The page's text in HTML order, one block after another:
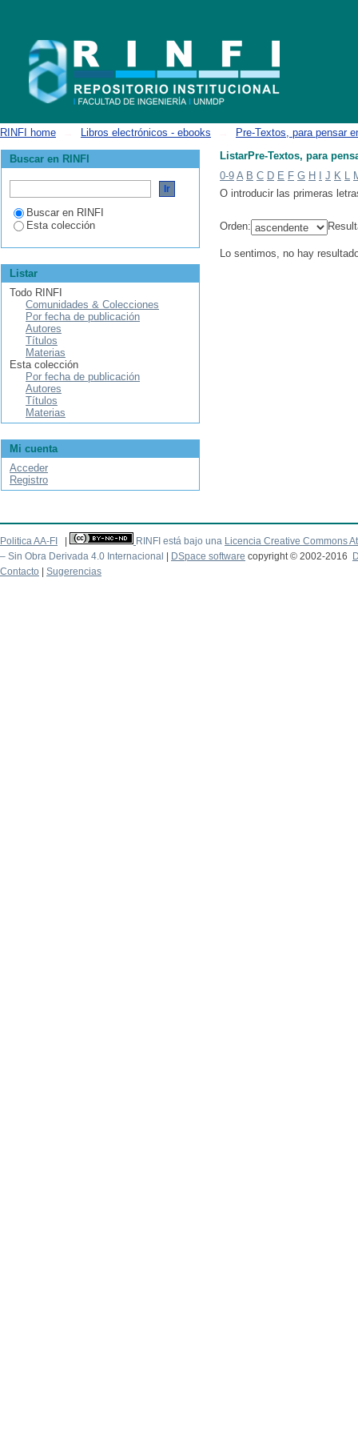
RINFI home Libros electrónicos - ebooks
Pre-Textos, para pensar
ListarPre-Textos, para
0-9 A B C D E F G H J K L
O introducir las primeras
Orden:
Lo sentimos, no hay
Buscar en RINFI
Buscar en RINFI
Esta colección
Listar
Todo RINFI
Comunidades & Colecciones
Por fecha de publicación
Autores
Títulos
Materias
Esta colección
Por fecha de publicación
Autores
Títulos
Materias
Mi cuenta
Acceder
Registro
Politica AA-FI RINFI está bajo una Licencia Creative Commons
– Sin Obra Derivada 4.0 Internacional
DSpace software copyright © 2002-2016
Contacto
Sugerencias